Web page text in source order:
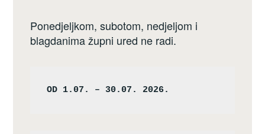
Ponedjeljkom, subotom, nedjeljom i
blagdanima župni ured ne radi.
OD 1.07. – 30.07. 2026.